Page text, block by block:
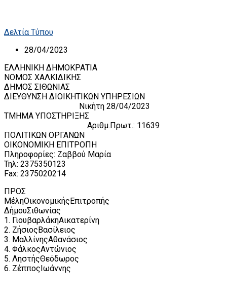
Δελτία Τύπου
28/04/2023
ΕΛΛΗΝΙΚΗ ΔΗΜΟΚΡΑΤΙΑ
ΝΟΜΟΣ ΧΑΛΚΙΔΙΚΗΣ
ΔΗΜΟΣ ΣΙΘΩΝΙΑΣ
ΔΙΕΥΘΥΝΣΗ ΔΙΟΙΚΗΤΙΚΩΝ ΥΠΗΡΕΣΙΩΝ
Νικήτη 28/04/2023
ΤΜΗΜΑ ΥΠΟΣΤΗΡΙΞΗΣ
Αριθμ.Πρωτ.: 11639
ΠΟΛΙΤΙΚΩΝ ΟΡΓΑΝΩΝ
ΟΙΚΟΝΟΜΙΚΗ ΕΠΙΤΡΟΠΗ
Πληροφορίες: Ζαββού Μαρία
Τηλ: 2375350123
Fax: 2375020214
ΠΡΟΣ
ΜέληΟικονομικήςΕπιτροπής
ΔήμουΣιθωνίας
1. ΓιουβαρλάκηΑικατερίνη
2. ΖήσιοςΒασίλειος
3. ΜαλλίνηςΑθανάσιος
4. ΦάλκοςΑντώνιος
5. ΛηστήςΘεόδωρος
6. ΖέπποςΙωάννης